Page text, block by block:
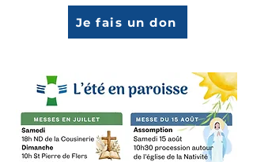
Je fais un don